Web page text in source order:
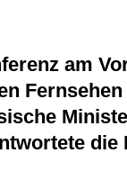
am
die